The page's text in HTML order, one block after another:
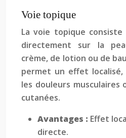
Voie topique
La voie topique consiste
directement sur la
crème, de lotion ou de
permet un effet
les douleurs musculaires
cutanées.
Avantages : Effet
directe.